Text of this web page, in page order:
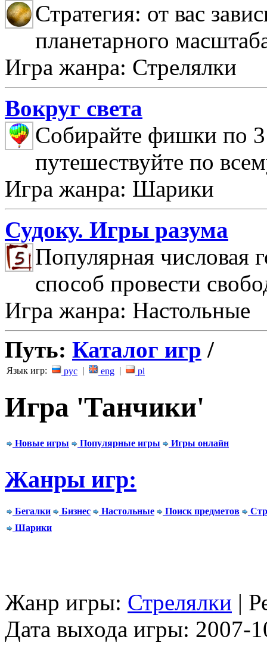
Стратегия: от вас
планетарного
Игра жанра: Стрелялки
Вокруг света
Собирайте фишки по
путешествуйте по
Игра жанра: Шарики
Судоку. Игры разума
Популярная числовая
способ провести
Игра жанра: Настольные
Путь: Каталог игр /
Язык игр: рус | eng | pl
Игра 'Танчики'
Новые игры Популярные игры Игры онлайн
Жанры игр:
Бегалки Бизнес Настольные Поиск предметов
Шарики
Жанр игры: Стрелялки |
Дата выхода игры: 2007-